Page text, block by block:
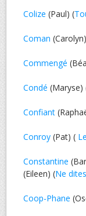
Colize (Paul) (
Coman
Commengé
Condé (Maryse)
Confiant
Conroy (Pat) (
Constantine
(Eileen) (Ne
Coop-Phane